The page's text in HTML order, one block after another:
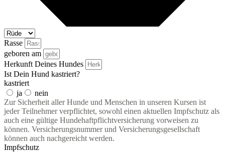
Rasse
geboren am
Herkunft Deines Hundes
Ist Dein Hund kastriert?
kastriert
ja
nein
Zur Sicherheit aller Hunde und Menschen in unseren Kursen ist
jeder Teilnehmer verpflichtet, sowohl einen aktuellen Impfschutz als
auch eine gültige Hundehaftpflichtversicherung vorweisen zu
können. Versicherungsnummer und Versicherungsgesellschaft
können auch nachgereicht werden.
Impfschutz